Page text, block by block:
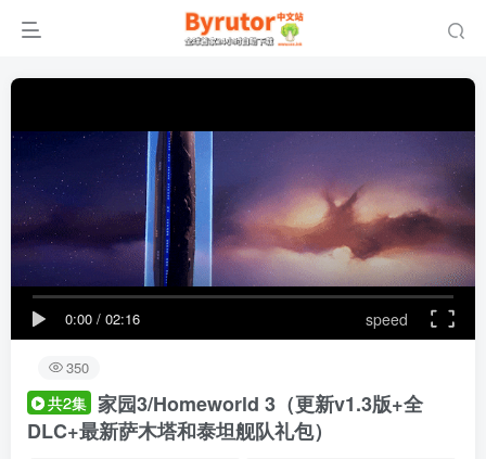
0:00 / 02:16 speed
350
共2集 家园3/Homeworld 3（更新v1.3版+全
DLC+最新萨木塔和泰坦舰队礼包）